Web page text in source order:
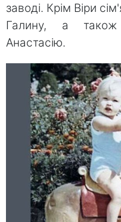
заводі. Крім Віри
Галину, а також
Анастасію.